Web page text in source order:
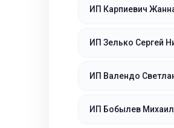
ИП Карпиевич
ИП Зелько Сергей
ИП Валендо
ИП Бобылев